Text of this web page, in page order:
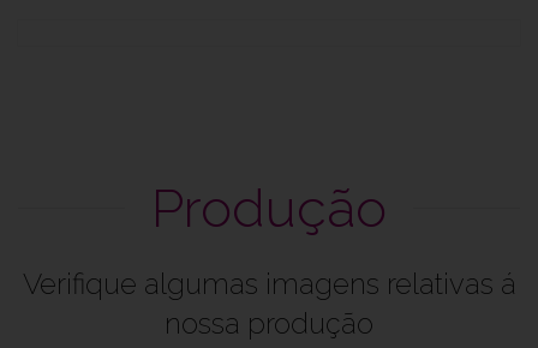
Produção
Verifique algumas imagens relativas á
nossa produção